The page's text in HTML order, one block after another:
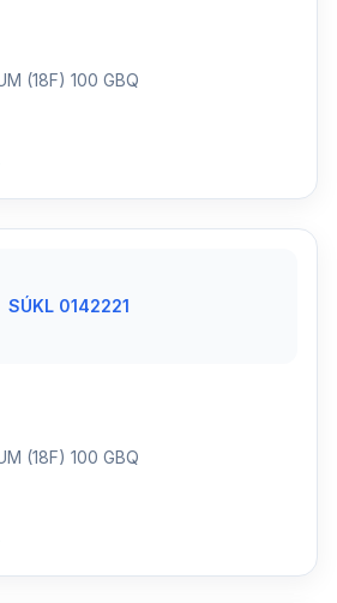
(18F) 100 GBQ
SÚKL 0142221
(18F) 100 GBQ